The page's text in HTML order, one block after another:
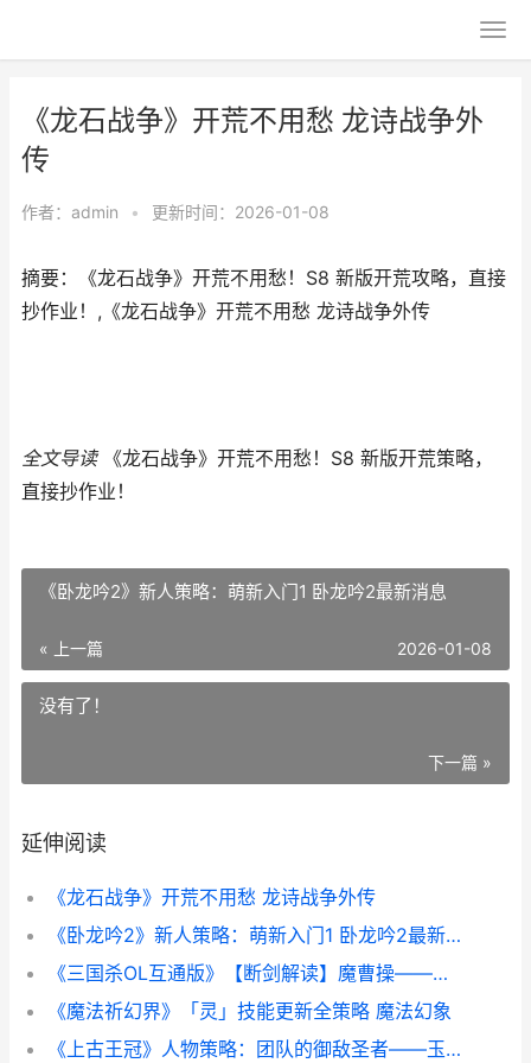
《龙石战争》开荒不用愁 龙诗战争外
传
作者： admin • 更新时间：2026-01-08
摘要：《龙石战争》开荒不用愁！S8 新版开荒攻略，直接
抄作业！,《龙石战争》开荒不用愁 龙诗战争外传
全文导读《龙石战争》开荒不用愁！S8 新版开荒策略，
直接抄作业！
《卧龙吟2》新人策略：萌新入门1 卧龙吟2最新消息
« 上一篇 2026-01-08
没有了！
下一篇 »
延伸阅读
《龙石战争》开荒不用愁 龙诗战争外传
《卧龙吟2》新人策略：萌新入门1 卧龙吟2最新消息
《三国杀OL互通版》【断剑解读】魔曹操——目睹五胡乱华后从幽冥归来... 三国杀ol互通版
《魔法祈幻界》「灵」技能更新全策略 魔法幻象
《上古王冠》人物策略：团队的御敌圣者——玉兔 上古王冠人物图鉴